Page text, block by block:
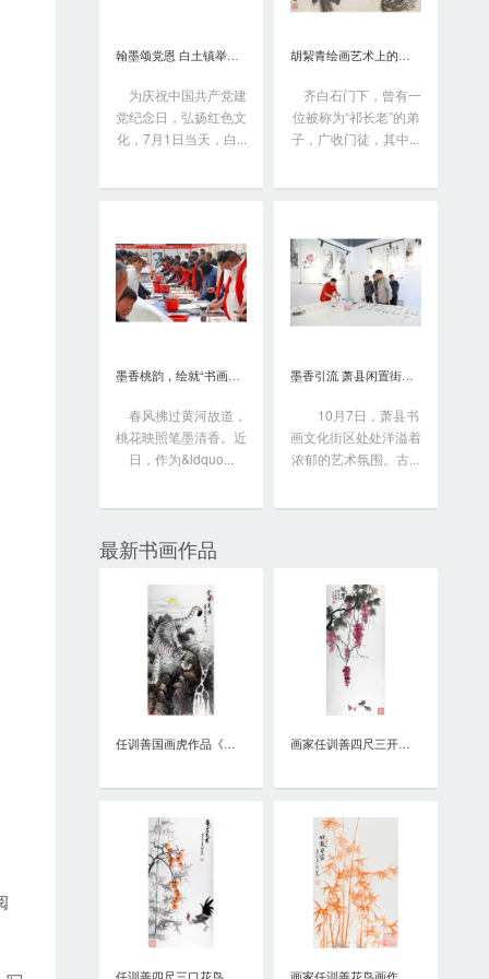
翰墨颂党恩 白土镇举办书画笔会庆“七一”
为庆祝中国共产党建
党纪念日，弘扬红色文
化，7月1日当天，白...
胡絜青绘画艺术上的精深造诣从何而来?
齐白石门下，曾有一
位被称为“祁长老”的弟
子，广收门徒，其中...
墨香桃韵，绘就“书画之乡”新画卷
春风拂过黄河故道，
桃花映照笔墨清香。近
日，作为&ldquo...
墨香引流 萧县闲置街区变身书画艺术聚落
10月7日，萧县书
画文化街区处处洋溢着
浓郁的艺术氛围。古...
最新书画作品
画家任训善四尺三开花鸟画作品《硕果》